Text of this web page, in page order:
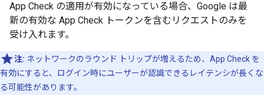
App Check の適用が有効になっている場合、Google は最
新の有効な App Check トークンを含むリクエストのみを
受け入れます。
注: ネットワークのラウンド トリップが増えるため、App Check を
有効にすると、ログイン時にユーザーが認識できるレイテンシが長くな
る可能性があります。